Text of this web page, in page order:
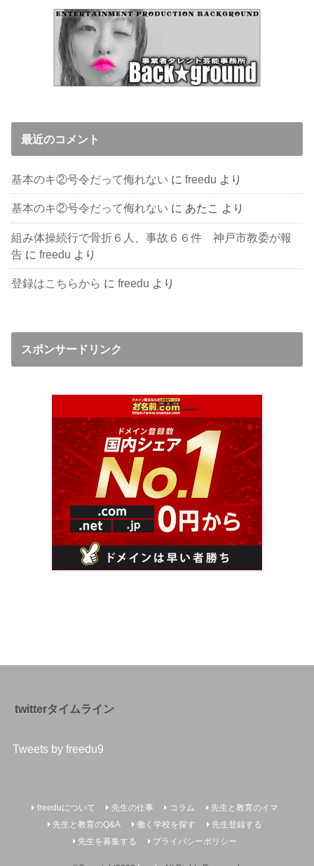
最近のコメント
基本のキ②号令だって侮れない にfreedu より
基本のキ②号令だって侮れない に あたこ より
組み体操続行で骨折６人、事故６６件 神戸市教委が報
告 にfreedu より
登録はこちらから にfreedu より
スポンサードリンク
twitterタイムライン
Tweets by freedu9
freeduについて 先生の仕事 コラム
先生と教育のイマ
先生と教育のQ&A
働く学校を探す
先生登録する
先生を募集する
プライバシーポリシー